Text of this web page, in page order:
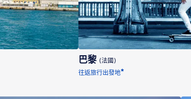
巴黎 (法國)
往返旅行出發地*